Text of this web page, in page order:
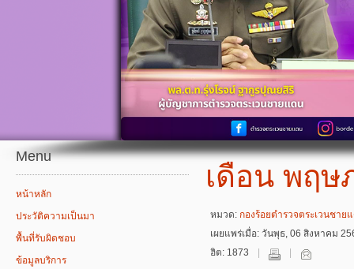
Menu
หน้าหลัก
ประวัติความเป็นมา
พื้นที่รับผิดชอบ
ข้อมูลบริการ
เดือน พฤษ
หมวด: กองร้อยตำรวจตระเวนชาย
เผยแพร่เมื่อ: วันพุธ, 06 สิงหาคม
ฮิต: 1873